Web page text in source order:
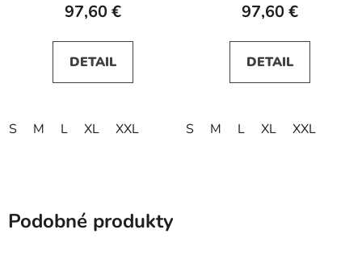
97,60 €
DETAIL
S M L XL XXL
97,60 €
DETAIL
S M L XL XXL
Podobné produkty